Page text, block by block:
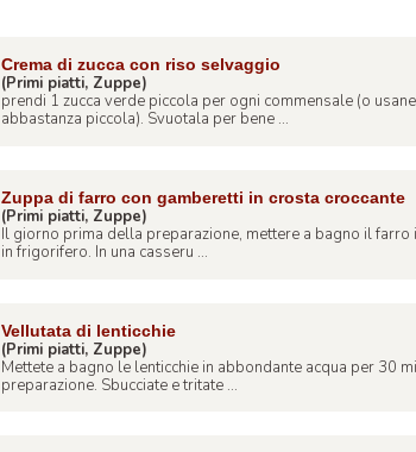
Crema di zucca con riso selvaggio
(Primi piatti, Zuppe)
prendi 1 zucca verde piccola per ogni commensale (o
abbastanza piccola). Svuotala per bene ...
Zuppa di farro con gamberetti in crosta croccante
(Primi piatti, Zuppe)
Il giorno prima della preparazione, mettere a bagno il farro
in frigorifero. In una casseru ...
Vellutata di lenticchie
(Primi piatti, Zuppe)
Mettete a bagno le lenticchie in abbondante acqua per 30
preparazione. Sbucciate e tritate ...